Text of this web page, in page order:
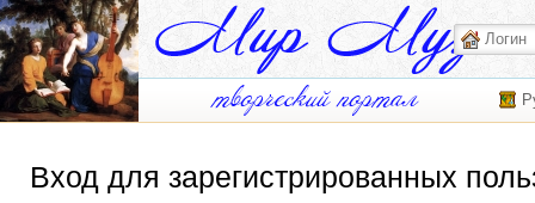
Вход для зарегистрированных